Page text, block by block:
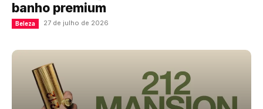
banho premium
Beleza 27 de julho de 2026